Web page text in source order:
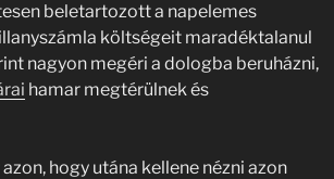
beletartozott a napelemes
költségeit maradéktalanul
nagyon megéri a dologba beruházni,
hamar megtérülnek és
hogy utána kellene nézni azon